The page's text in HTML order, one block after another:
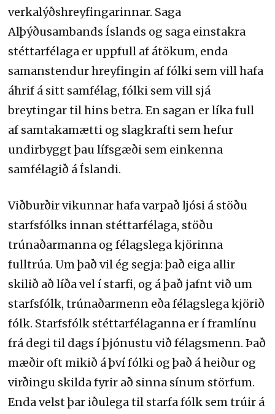
verkalýðshreyfingarinnar. Saga
Alþýðusambands Íslands og saga einstakra
stéttarfélaga er uppfull af átökum, enda
samanstendur hreyfingin af fólki sem vill hafa
áhrif á sitt samfélag, fólki sem vill sjá
breytingar til hins betra. En sagan er líka full
af samtakamætti og slagkrafti sem hefur
undirbyggt þau lífsgæði sem einkenna
samfélagið á Íslandi.
Viðburðir vikunnar hafa varpað ljósi á stöðu
starfsfólks innan stéttarfélaga, stöðu
trúnaðarmanna og félagslega kjörinna
fulltrúa. Um það vil ég segja: það eiga allir
skilið að líða vel í starfi, og á það jafnt við um
starfsfólk, trúnaðarmenn eða félagslega kjörið
fólk. Starfsfólk stéttarfélaganna er í framlínu
frá degi til dags í þjónustu við félagsmenn. Það
mæðir oft mikið á því fólki og það á heiður og
virðingu skilda fyrir að sinna sínum störfum.
Enda velst þar iðulega til starfa fólk sem trúir á